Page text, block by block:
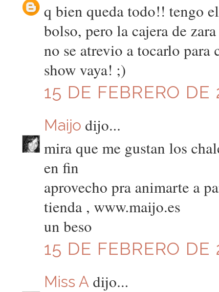
q bien queda todo!! tengo
bolso, pero la cajera de
no se atrevio a tocarlo para
show vaya! ;)
15 DE FEBRERO
Maijo dijo...
mira que me gustan los
en fin
aprovecho pra animarte a
tienda , www.maijo.es
un beso
15 DE FEBRERO DE
Miss Adijo...